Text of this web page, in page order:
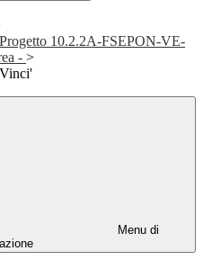
10.2.2A-FSEPON-VE-
- >
Menu di